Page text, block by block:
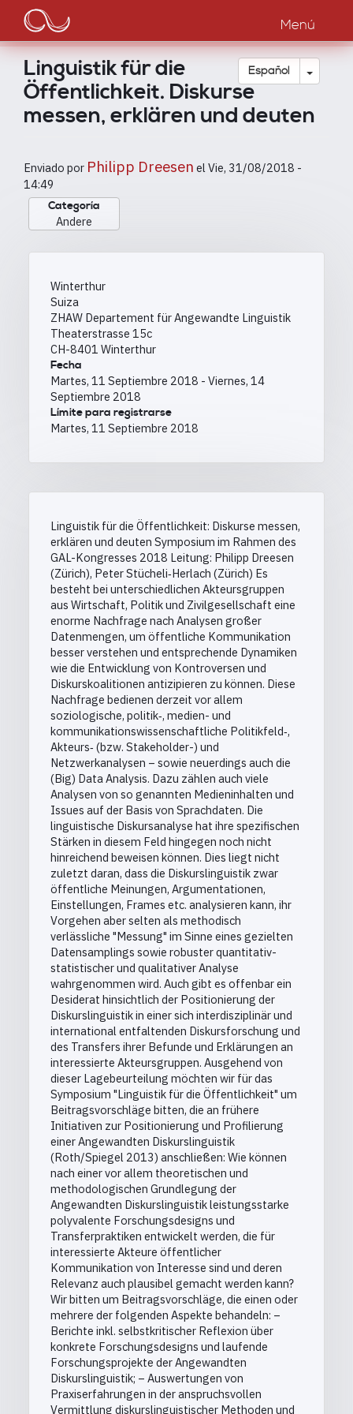
Pasar
contenido
principal
Main
navigation
Menú
Español Toggle
Linguistik für die
Öffentlichkeit. Diskurse
messen, erklären und deuten
Enviado por Philipp Dreesen elVie, 31/08/2018 -
14:49
Categoría
Andere
Winterthur
Suiza
ZHAW Departement für Angewandte Linguistik
Theaterstrasse 15c
CH-8401 Winterthur
Fecha
Martes, 11 Septiembre 2018 - Viernes, 14
Septiembre 2018
Límite para registrarse
Martes, 11 Septiembre 2018
Linguistik für die Öffentlichkeit: Diskurse messen,
erklären und deuten Symposium im Rahmen des
GAL-Kongresses 2018 Leitung: Philipp Dreesen
(Zürich), Peter Stücheli‐Herlach (Zürich) Es
besteht bei unterschiedlichen Akteursgruppen
aus Wirtschaft, Politik und Zivilgesellschaft eine
enorme Nachfrage nach Analysen großer
Datenmengen, um öffentliche Kommunikation
besser verstehen und entsprechende Dynamiken
wie die Entwicklung von Kontroversen und
Diskurskoalitionen antizipieren zu können. Diese
Nachfrage bedienen derzeit vor allem
soziologische, politik‐, medien- und
kommunikationswissenschaftliche Politikfeld‐,
Akteurs‐ (bzw. Stakeholder-) und
Netzwerkanalysen – sowie neuerdings auch die
(Big) Data Analysis. Dazu zählen auch viele
Analysen von so genannten Medieninhalten und
Issues auf der Basis von Sprachdaten. Die
linguistische Diskursanalyse hat ihre spezifischen
Stärken in diesem Feld hingegen noch nicht
hinreichend beweisen können. Dies liegt nicht
zuletzt daran, dass die Diskurslinguistik zwar
öffentliche Meinungen, Argumentationen,
Einstellungen, Frames etc. analysieren kann, ihr
Vorgehen aber selten als methodisch
verlässliche "Messung" im Sinne eines gezielten
Datensamplings sowie robuster quantitativ-
statistischer und qualitativer Analyse
wahrgenommen wird. Auch gibt es offenbar ein
Desiderat hinsichtlich der Positionierung der
Diskurslinguistik in einer sich interdisziplinär und
international entfaltenden Diskursforschung und
des Transfers ihrer Befunde und Erklärungen an
interessierte Akteursgruppen. Ausgehend von
dieser Lagebeurteilung möchten wir für das
Symposium "Linguistik für die Öffentlichkeit" um
Beitragsvorschläge bitten, die an frühere
Initiativen zur Positionierung und Profilierung
einer Angewandten Diskurslinguistik
(Roth/Spiegel 2013) anschließen: Wie können
nach einer vor allem theoretischen und
methodologischen Grundlegung der
Angewandten Diskurslinguistik leistungsstarke
polyvalente Forschungsdesigns und
Transferpraktiken entwickelt werden, die für
interessierte Akteure öffentlicher
Kommunikation von Interesse sind und deren
Relevanz auch plausibel gemacht werden kann?
Wir bitten um Beitragsvorschläge, die einen oder
mehrere der folgenden Aspekte behandeln: –
Berichte inkl. selbstkritischer Reflexion über
konkrete Forschungsdesigns und laufende
Forschungsprojekte der Angewandten
Diskurslinguistik; – Auswertungen von
Praxiserfahrungen in der anspruchsvollen
Vermittlung diskurslinguistischer Methoden und